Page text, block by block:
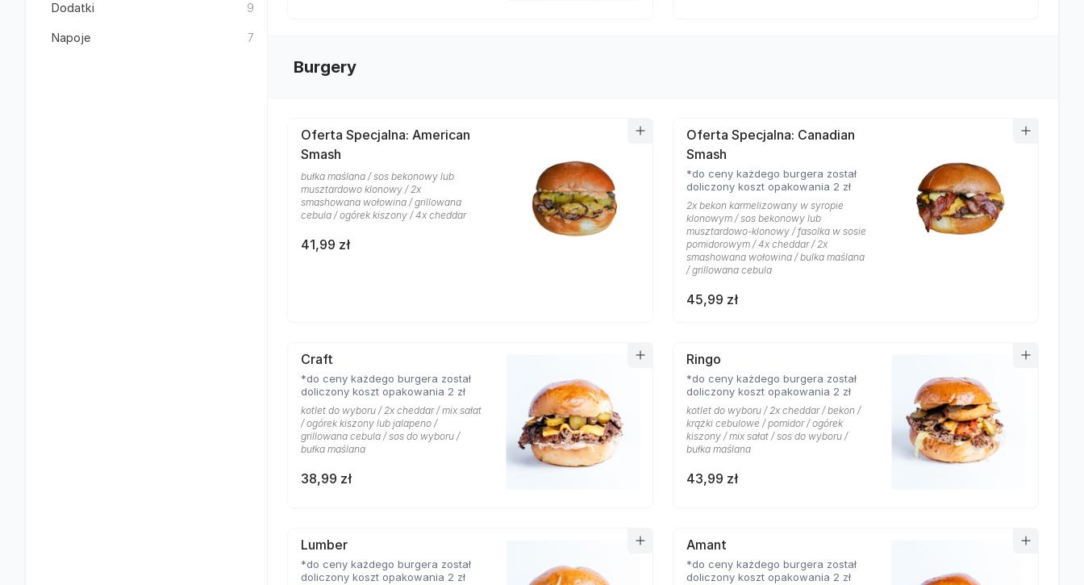
Dodatki 9
Napoje 7
Burgery
Oferta Specjalna: American
Smash
bułka maślana / sos bekonowy lub
musztardowo klonowy / 2x
smashowana wołowina / grillowana
cebula / ogórek kiszony / 4x cheddar
41,99 zł
Oferta Specjalna: Canadian
Smash
*do ceny każdego burgera został
doliczony koszt opakowania 2 zł
2x bekon karmelizowany w syropie
klonowym / sos bekonowy lub
musztardowo-klonowy / fasolka w sosie
pomidorowym / 4x cheddar / 2x
smashowana wołowina / bulka maślana
/ grillowana cebula
45,99 zł
Craft
*do ceny każdego burgera został
doliczony koszt opakowania 2 zł
kotlet do wyboru / 2x cheddar / mix sałat
/ ogórek kiszony lub jalapeno /
grillowana cebula / sos do wyboru /
bułka maślana
38,99 zł
Ringo
*do ceny każdego burgera został
doliczony koszt opakowania 2 zł
kotlet do wyboru / 2x cheddar / bekon /
krążki cebulowe / pomidor / ogórek
kiszony / mix sałat / sos do wyboru /
bułka maślana
43,99 zł
Lumber
*do ceny każdego burgera został
doliczony koszt opakowania 2 zł
Amant
*do ceny każdego burgera został
doliczony koszt opakowania 2 zł